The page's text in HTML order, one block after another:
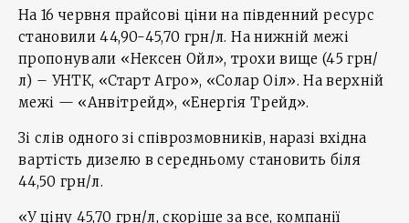
На 16 червня прайсові ціни на південний ресурс
становили 44,90-45,70 грн/л. На нижній межі
пропонували «Нексен Ойл», трохи вище (45 грн/
л) – УНТК, «Старт Агро», «Солар Оіл». На верхній
межі — «Анвітрейд», «Енергія Трейд».
Зі слів одного зі співрозмовників, наразі вхідна
вартість дизелю в середньому становить біля
44,50 грн/л.
«У ціну 45,70 грн/л, скоріше за все, компанії